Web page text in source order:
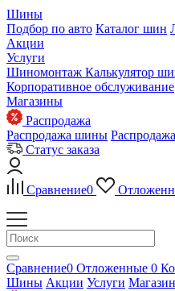
Шины
Подбор по авто Каталог шин
Акции
Услуги
Шиномонтаж Калькулятор
Корпоративное обслуживание
Магазины
Распродажа
Распродажа шины
Статус заказа
Сравнение0
Сравнение0 Отложенные 0
Шины Акции Услуги